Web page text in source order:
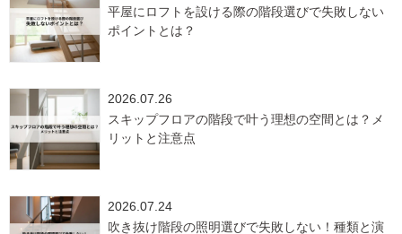
平屋にロフトを設ける際の階段選びで失敗しない
ポイントとは？
2026.07.26
スキップフロアの階段で叶う理想の空間とは？メ
リットと注意点
2026.07.24
吹き抜け階段の照明選びで失敗しない！種類と演